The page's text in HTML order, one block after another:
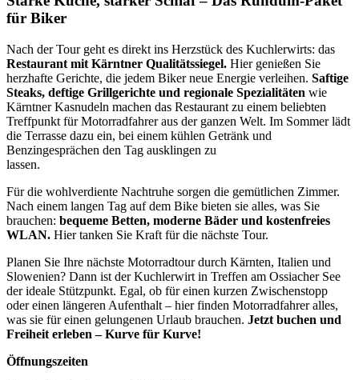
für Biker
Nach der Tour geht es direkt ins Herzstück des Kuchlerwirts: das
Restaurant mit Kärntner Qualitätssiegel. Hier genießen Sie
herzhafte Gerichte, die jedem Biker neue Energie verleihen. Saftige
Steaks, deftige Grillgerichte und regionale Spezialitäten wie
Kärntner Kasnudeln machen das Restaurant zu einem beliebten
Treffpunkt für Motorradfahrer aus der ganzen Welt. Im Sommer lädt
die Terrasse dazu ein, bei einem kühlen Getränk und
Benzingesprächen den Tag ausklingen zu
lassen.
Für die wohlverdiente Nachtruhe sorgen die gemütlichen Zimmer.
Nach einem langen Tag auf dem Bike bieten sie alles, was Sie
brauchen: bequeme Betten, moderne Bäder und kostenfreies
WLAN. Hier tanken Sie Kraft für die nächste Tour.
Planen Sie Ihre nächste Motorradtour durch Kärnten, Italien und
Slowenien? Dann ist der Kuchlerwirt in Treffen am Ossiacher See
der ideale Stützpunkt. Egal, ob für einen kurzen Zwischenstopp
oder einen längeren Aufenthalt – hier finden Motorradfahrer alles,
was sie für einen gelungenen Urlaub brauchen. Jetzt buchen und
Freiheit erleben – Kurve für Kurve!
Öffnungszeiten